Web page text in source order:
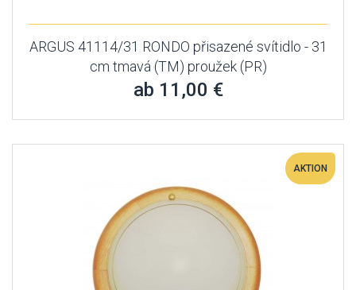
ARGUS 41114/31 RONDO přisazené svítidlo - 31
cm tmavá (TM) proužek (PR)
ab 11,00 €
AKTION